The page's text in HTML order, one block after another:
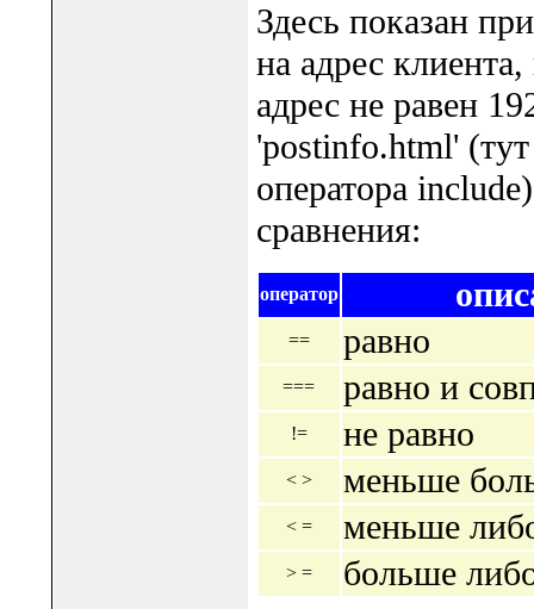
Здесь показан
на адрес
адрес не равен
'postinfo.html'
оператора
сравнения:
оператор
== равно
=== равно и
!= не равно
< > меньше
< = меньше
> =
больше